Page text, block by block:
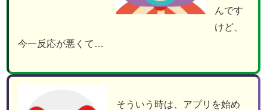
んです
けど、
今一反応が悪くて…
そういう時は、アプリを始め